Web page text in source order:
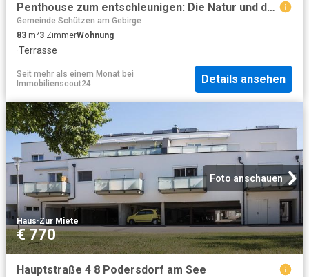
Penthouse zum entschleunigen: Die Natur und der See vor der Tür
Gemeinde Schützen am Gebirge
83 m²3 ZimmerWohnung
·Terrasse
Seit mehr als einem Monat bei
Immobilienscout24
Details ansehen
Foto anschauen
Haus·Zur Miete
€ 770
Hauptstraße 4 8 Podersdorf am See